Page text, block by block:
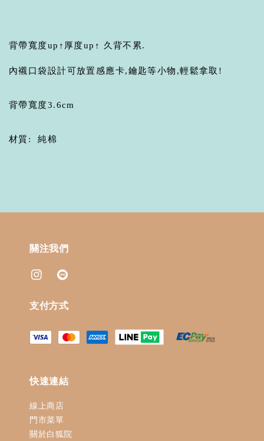
背帶寬度up↑厚度up↑ 久背不累.
內襯口袋設計可放置感應卡,鑰匙等小物,輕鬆拿取!
背帶寬度3.6cm
材質: 純棉
關注我們
支付方式
快速連結
線上商店
門市菜單
關於白狐院